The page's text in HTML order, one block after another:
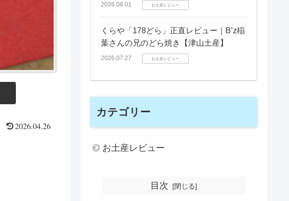
2026.04.26
2026.08.01 お土産レビュー
くらや「178どら」正直レビュー｜B’z稲
葉さんの兄のどら焼き【津山土産】
2026.07.27 お土産レビュー
カテゴリー
お土産レビュー
目次